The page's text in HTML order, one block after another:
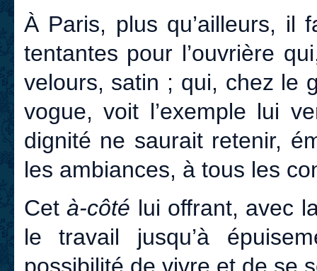
À Paris, plus qu’ailleurs, il
tentantes pour l’ouvrière
velours, satin ; qui, chez le
vogue, voit l’exemple lui
dignité ne saurait retenir,
les ambiances, à tous les
Cetà-côté lui offrant, avec
le travail jusqu’à